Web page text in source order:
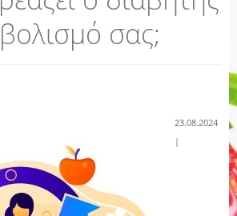
σας;
23.08.2024
|